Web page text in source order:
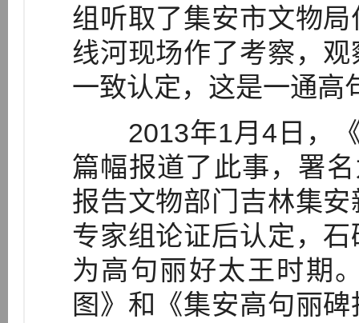
组听取了集安市文物
线河现场作了考察，
一致认定，这是一通高
2013年1月4日，《
篇幅报道了此事，署
报告文物部门吉林集
专家组论证后认定，
为高句丽好太王时期
图》和《集安高句丽